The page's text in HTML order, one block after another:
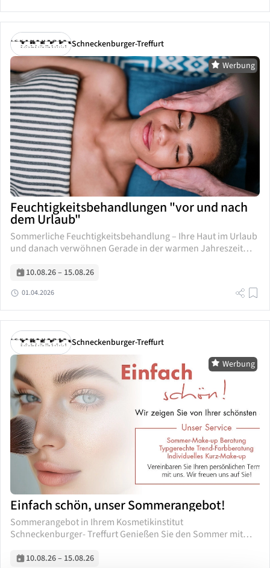
Schneckenburger-Treffurt
Werbung
Feuchtigkeitsbehandlungen "vor und nach
dem Urlaub"
Sommerliche Feuchtigkeitsbehandlung – Ihre Haut im Urlaub
und danach verwöhnen Gerade in der warmen Jahreszeit
Belastungen ausgesetzt: Sonne, Wind und Salzwasser
10.08.26– 15.08.26
01.04.2026
Schneckenburger-Treffurt
Werbung
Einfach schön, unser Sommerangebot!
Sommerangebot in Ihrem Kosmetikinstitut
Schneckenburger- Treffurt Genießen Sie den Sommer mit
zeigen Sie von Ihrer schönsten Seite". Unsere neuen
10.08.26– 15.08.26